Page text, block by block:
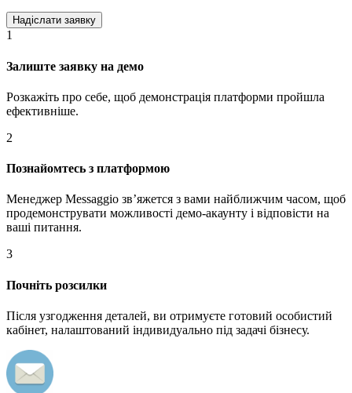
1
Залиште заявку на демо
Розкажіть про себе, щоб демонстрація платформи пройшла
ефективніше.
2
Познайомтесь з платформою
Менеджер Messaggio звʼяжется з вами найближчим часом, щоб
продемонструвати можливості демо-акаунту і відповісти на
ваші питання.
3
Почніть розсилки
Після узгодження деталей, ви отримуєте готовий особистий
кабінет, налаштований індивидуально під задачі бізнесу.